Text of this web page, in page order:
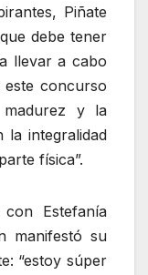
Piñate
debe tener
llevar a cabo
concurso
y la
la integralidad
física”.
Estefanía
manifestó su
“estoy súper